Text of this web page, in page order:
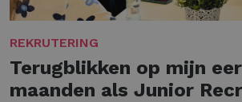
REKRUTERING
Terugblikken op mijn
maanden als Junior